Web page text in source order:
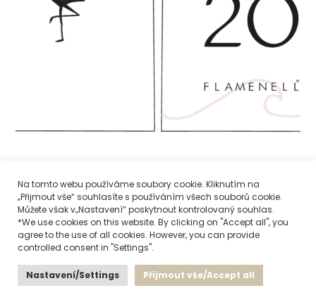
FLAMENELL JERSEY BASIC – WHITE
1 550Kč
Na tomto webu používáme soubory cookie. Kliknutím na
„Přijmout vše“ souhlasíte s používáním všech souborů cookie.
Můžete však v„Nastavení“ poskytnout kontrolovaný souhlas.
*We use cookies on this website. By clicking on "Accept all", you
agree to the use of all cookies. However, you can provide
controlled consent in "Settings".
Nastavení/Settings Přijmout vše/Accept all